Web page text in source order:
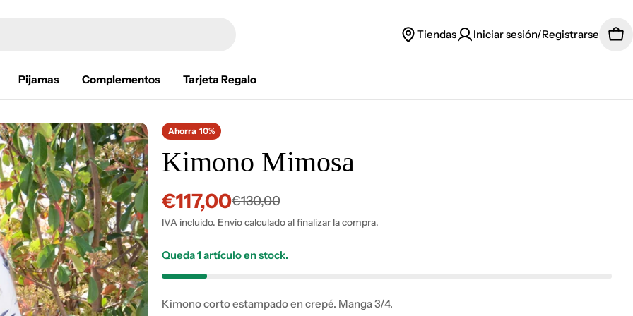
Tiendas Iniciar sesión/Registrarse
Pijamas Complementos Tarjeta Regalo
Ahorra 10%
Kimono Mimosa
Precio
de
venta
€117,00
Precio
habitual
€130,00
IVA incluido. Envío calculado al finalizar la compra.
Queda1 artículo en stock.
Kimono corto estampado en crepé. Manga 3/4.